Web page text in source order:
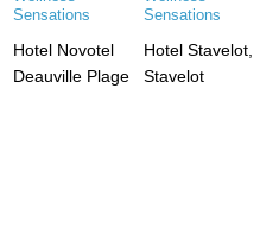
Hotel Novotel
Deauville Plage
Hotel Stavelot,
Stavelot